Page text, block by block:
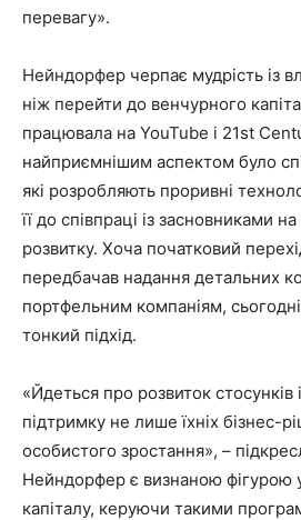
перевагу».
Нейндорфер черпає мудрість із
ніж перейти до венчурного
працювала на YouTube і 21st
найприємнішим аспектом було
які розробляють проривні
її до співпраці із засновниками на
розвитку. Хоча початковий
передбачав надання детальних
портфельним компаніям,
тонкий підхід.
«Йдеться про розвиток стосунків
підтримку не лише їхніх бізнес-
особистого зростання», –
Нейндорфер є визнаною фігурою
капіталу, керуючи такими